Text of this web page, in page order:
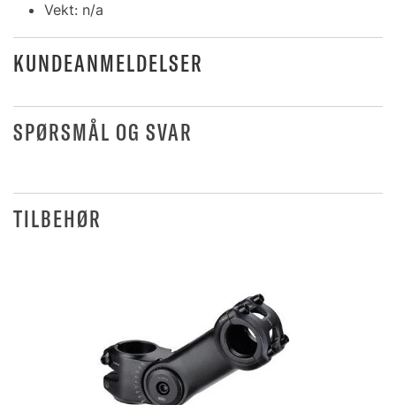
Vekt: n/a
KUNDEANMELDELSER
SPØRSMÅL OG SVAR
TILBEHØR